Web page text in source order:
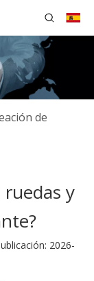
de
ruedas y
2026-